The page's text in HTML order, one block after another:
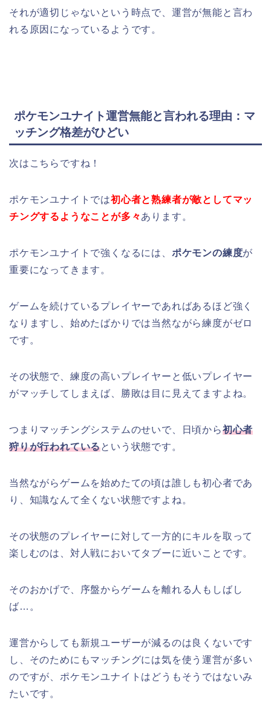
それが適切じゃないという時点で、運営が無能と言わ
れる原因になっているようです。
ポケモンユナイト運営無能と言われる理由：マ
ッチング格差がひどい
次はこちらですね！
ポケモンユナイトでは初心者と熟練者が敵としてマッ
チングするようなことが多々あります。
ポケモンユナイトで強くなるには、 ポケモンの練度が
重要になってきます。
ゲームを続けているプレイヤーであればあるほど強く
なりますし、始めたばかりでは当然ながら練度がゼロ
です。
その状態で、練度の高いプレイヤーと低いプレイヤー
がマッチしてしまえば、勝敗は目に見えてますよね。
つまりマッチングシステムのせいで、日頃から初心者
狩りが行われているという状態です。
当然ながらゲームを始めたての頃は誰しも初心者であ
り、知識なんて全くない状態ですよね。
その状態のプレイヤーに対して一方的にキルを取って
楽しむのは、対人戦においてタブーに近いことです。
そのおかげで、序盤からゲームを離れる人もしばし
ば…。
運営からしても新規ユーザーが減るのは良くないです
し、そのためにもマッチングには気を使う運営が多い
のですが、ポケモンユナイトはどうもそうではないみ
たいです。